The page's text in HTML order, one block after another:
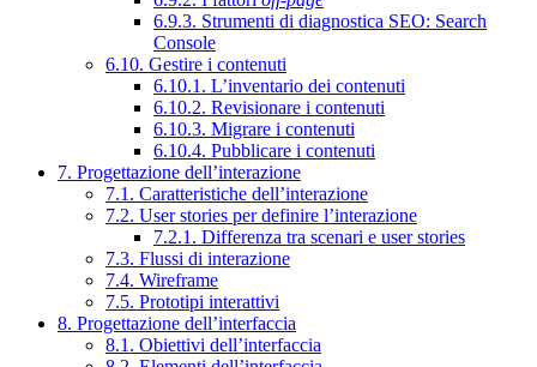
6.9.3. Strumenti di diagnostica SEO: Search
Console
6.10. Gestire i contenuti
6.10.1. L’inventario dei contenuti
6.10.2. Revisionare i contenuti
6.10.3. Migrare i contenuti
6.10.4. Pubblicare i contenuti
7. Progettazione dell’interazione
7.1. Caratteristiche dell’interazione
7.2. User stories per definire l’interazione
7.2.1. Differenza tra scenari e user stories
7.3. Flussi di interazione
7.4. Wireframe
7.5. Prototipi interattivi
8. Progettazione dell’interfaccia
8.1. Obiettivi dell’interfaccia